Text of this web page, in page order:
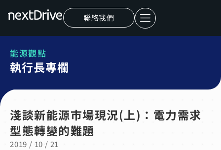
聯絡我們
能源觀點
執行長專欄
淺談新能源市場現況(上)：電力需求
型態轉變的難題
2019 / 10 / 21